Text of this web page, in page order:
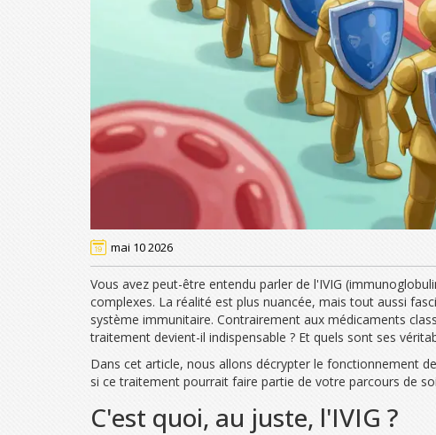
mai 10 2026
Vous avez peut-être entendu parler de l'IVIG
complexes. La réalité est plus nuancée, mais tout aussi
système immunitaire. Contrairement aux médicaments
traitement devient-il indispensable ? Et quels sont ses
Dans cet article, nous allons décrypter le fonctionnement
si ce traitement pourrait faire partie de votre parcours de
C'est quoi, au juste, l'IVIG ?